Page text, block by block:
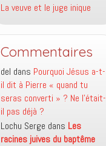
La veuve et le juge inique
Commentaires
del dans Pourquoi Jésus a-t-
il dit à Pierre « quand tu
seras converti » ? Ne l’était-
il pas déjà ?
Lochu Serge dans Les
racines juives du baptême